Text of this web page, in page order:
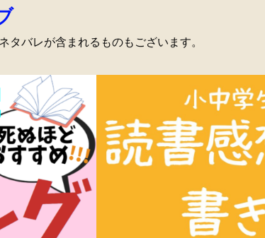
バレが含まれるものもございます。